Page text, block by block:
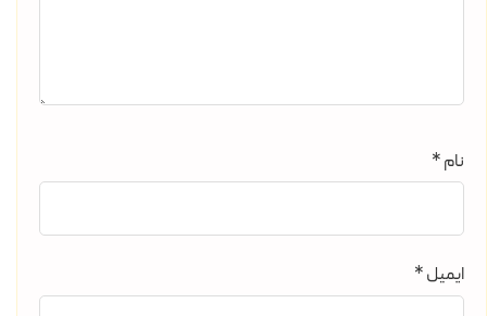
نام*
ایمیل*